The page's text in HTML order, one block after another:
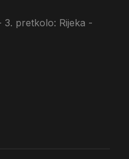
3. pretkolo: Rijeka -